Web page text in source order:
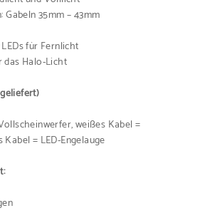
35mm – 43mm
für Fernlicht
das Halo-Licht
weißes Kabel =
= LED-Engelauge